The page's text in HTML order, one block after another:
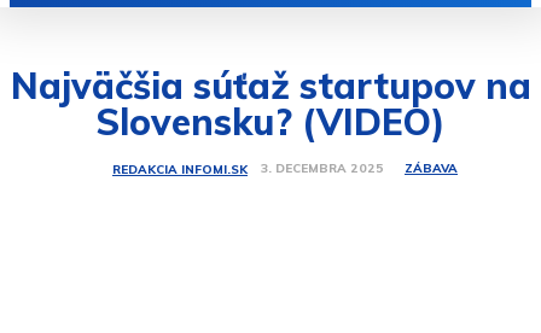
Najväčšia súťaž startupov na
Slovensku? (VIDEO)
REDAKCIA INFOMI.SK 3. DECEMBRA 2025 ZÁBAVA